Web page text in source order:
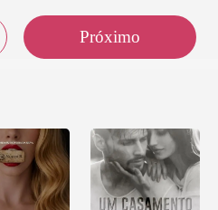
Próximo